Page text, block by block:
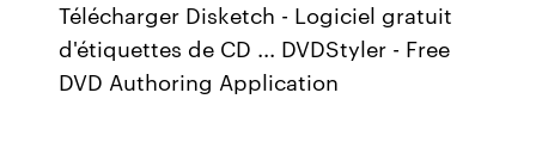
Télécharger Disketch - Logiciel gratuit
d'étiquettes de CD ... DVDStyler - Free
DVD Authoring Application